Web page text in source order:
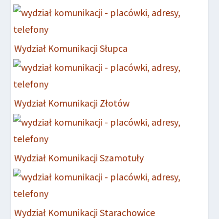
Wydział Komunikacji Słupca
Wydział Komunikacji Złotów
Wydział Komunikacji Szamotuły
Wydział Komunikacji Starachowice